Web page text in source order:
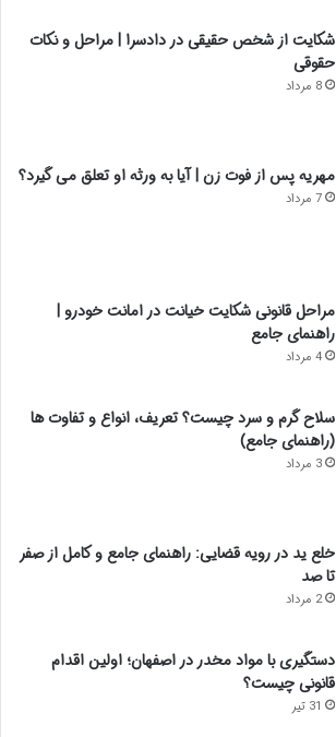
شکایت از شخص حقیقی در دادسرا | مراحل و نکات
حقوقی
8 مرداد
مهریه پس از فوت زن | آیا به ورثه او تعلق می گیرد؟
7 مرداد
مراحل قانونی شکایت خیانت در امانت خودرو |
راهنمای جامع
4 مرداد
سلاح گرم و سرد چیست؟ تعریف، انواع و تفاوت ها
(راهنمای جامع)
3 مرداد
خلع ید در رویه قضایی: راهنمای جامع و کامل از صفر
تا صد
2 مرداد
دستگیری با مواد مخدر در اصفهان؛ اولین اقدام
قانونی چیست؟
31 تیر